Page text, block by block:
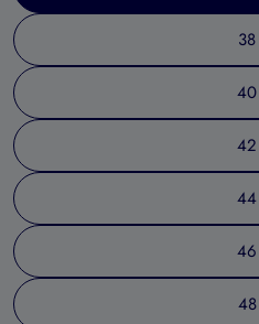
38
40
42
44
46
48